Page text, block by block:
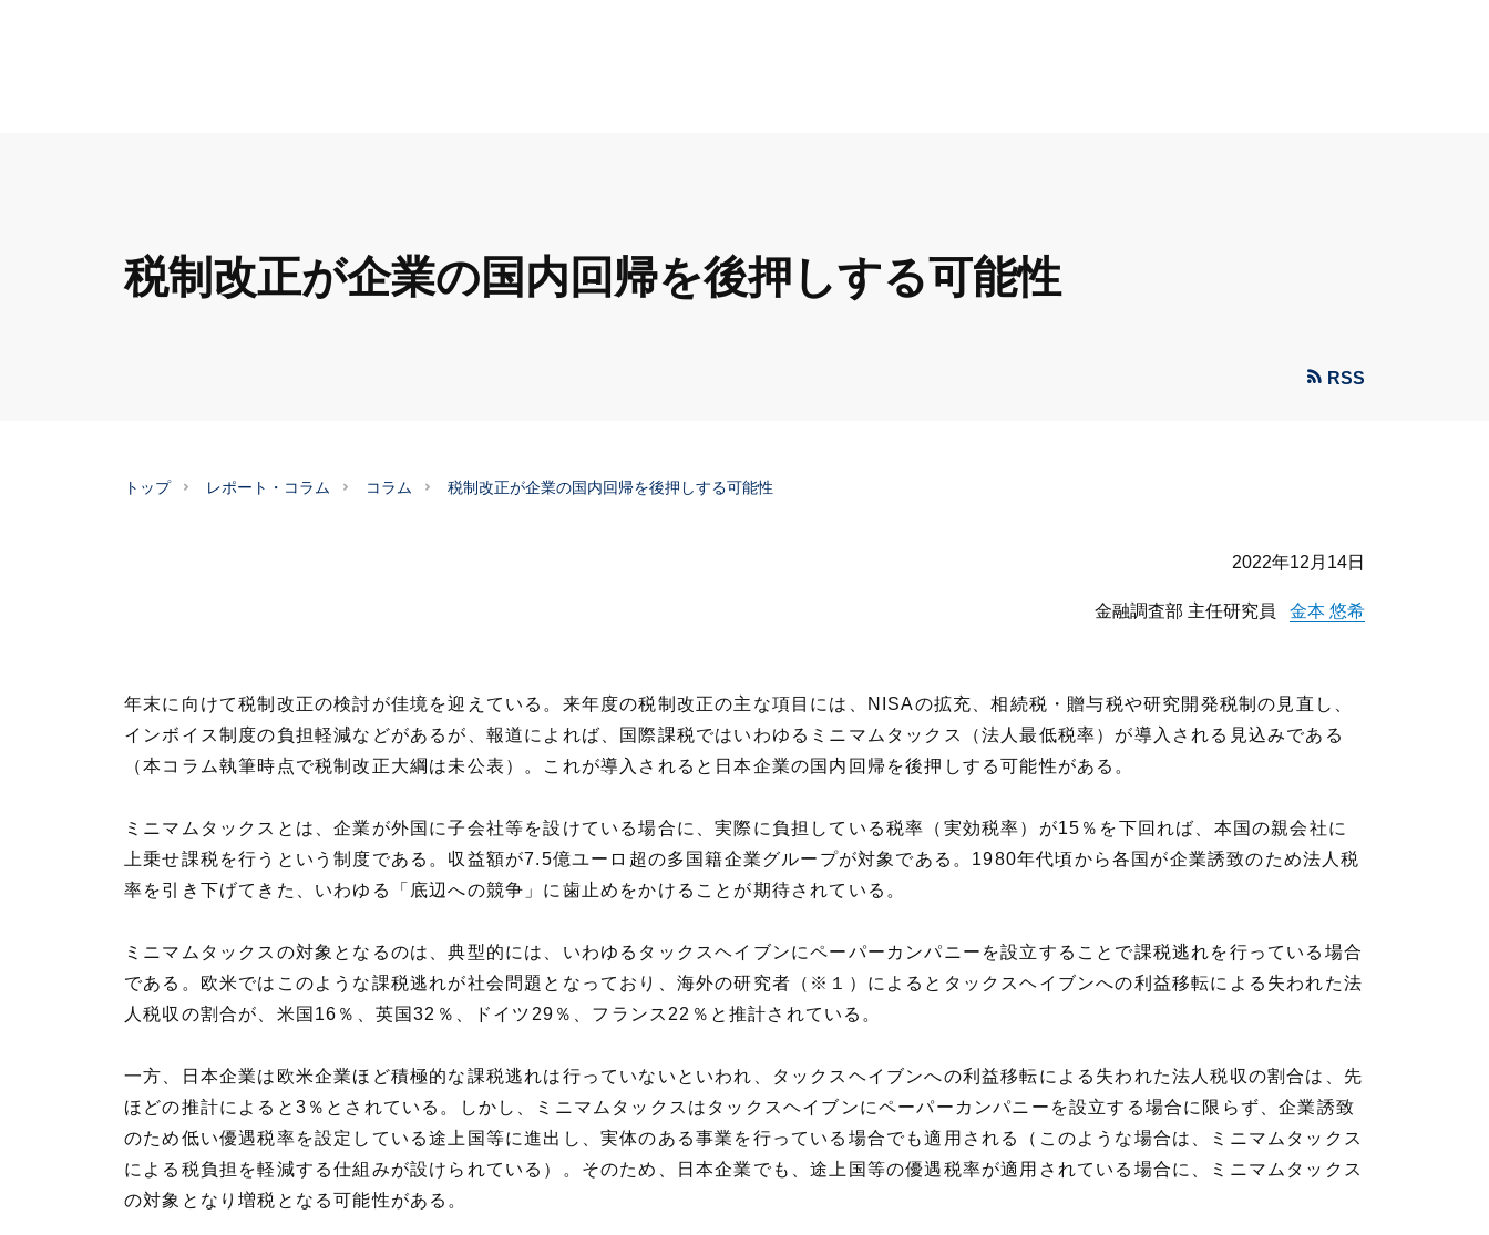
税制改正が企業の国内回帰を後押しする可能性
RSS
トップ レポート・コラム コラム 税制改正が企業の国内回帰を後押しする可能性
2022年12月14日
金融調査部 主任研究員 金本 悠希
年末に向けて税制改正の検討が佳境を迎えている。来年度の税制改正の主な項目には、NISAの拡充、相続税・贈与税や研究開発税制の見直し、
インボイス制度の負担軽減などがあるが、報道によれば、国際課税ではいわゆるミニマムタックス（法人最低税率）が導入される見込みである
（本コラム執筆時点で税制改正大綱は未公表）。これが導入されると日本企業の国内回帰を後押しする可能性がある。
ミニマムタックスとは、企業が外国に子会社等を設けている場合に、実際に負担している税率（実効税率）が15％を下回れば、本国の親会社に
上乗せ課税を行うという制度である。収益額が7.5億ユーロ超の多国籍企業グループが対象である。1980年代頃から各国が企業誘致のため法人税
率を引き下げてきた、いわゆる「底辺への競争」に歯止めをかけることが期待されている。
ミニマムタックスの対象となるのは、典型的には、いわゆるタックスヘイブンにペーパーカンパニーを設立することで課税逃れを行っている場合
である。欧米ではこのような課税逃れが社会問題となっており、海外の研究者（※１）によるとタックスヘイブンへの利益移転による失われた法
人税収の割合が、米国16％、英国32％、ドイツ29％、フランス22％と推計されている。
一方、日本企業は欧米企業ほど積極的な課税逃れは行っていないといわれ、タックスヘイブンへの利益移転による失われた法人税収の割合は、先
ほどの推計によると3％とされている。しかし、ミニマムタックスはタックスヘイブンにペーパーカンパニーを設立する場合に限らず、企業誘致
のため低い優遇税率を設定している途上国等に進出し、実体のある事業を行っている場合でも適用される（このような場合は、ミニマムタックス
による税負担を軽減する仕組みが設けられている）。そのため、日本企業でも、途上国等の優遇税率が適用されている場合に、ミニマムタックス
の対象となり増税となる可能性がある。